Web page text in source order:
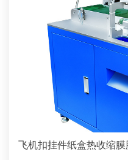
飞机扣挂件纸盒热收缩